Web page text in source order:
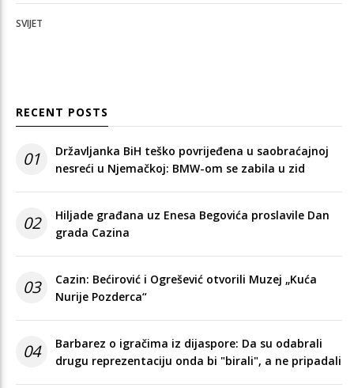
SVIJET
RECENT POSTS
01
Državljanka BiH teško povrijeđena u saobraćajnoj
nesreći u Njemačkoj: BMW-om se zabila u zid
02
Hiljade građana uz Enesa Begovića proslavile Dan
grada Cazina
03
Cazin: Bećirović i Ogrešević otvorili Muzej „Kuća
Nurije Pozderca“
04
Barbarez o igračima iz dijaspore: Da su odabrali
drugu reprezentaciju onda bi "birali", a ne pripadali